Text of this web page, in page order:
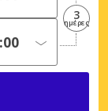
3
ημέρες